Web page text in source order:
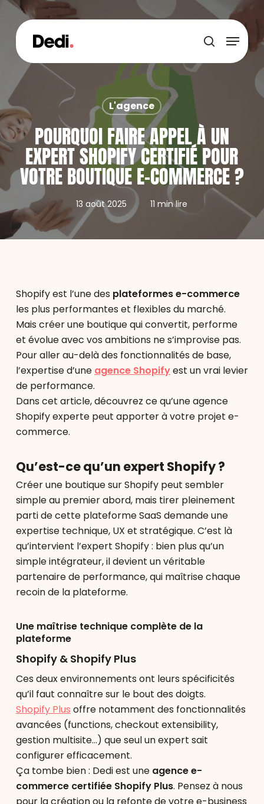
Skip
main
content
recherche
Menu
L'agence
POURQUOI FAIRE APPEL À UN
EXPERT SHOPIFY CERTIFIÉ POUR
VOTRE BOUTIQUE E-COMMERCE ?
13 août 2025 11 min lire
Shopify est l’une des plateformes e-commerce
les plus performantes et flexibles du marché.
Mais créer une boutique qui convertit, performe
et évolue avec vos ambitions ne s’improvise pas.
Pour aller au-delà des fonctionnalités de base,
l’expertise d’une agence Shopifyest un vrai levier
de performance.
Dans cet article, découvrez ce qu’une agence
Shopify experte peut apporter à votre projet e-
commerce.
Qu’est-ce qu’un expert Shopify ?
Créer une boutique sur Shopify peut sembler
simple au premier abord, mais tirer pleinement
parti de cette plateforme SaaS demande une
expertise technique, UX et stratégique. C’est là
qu’intervient l’expert Shopify : bien plus qu’un
simple intégrateur, il devient un véritable
partenaire de performance, qui maîtrise chaque
recoin de la plateforme.
Une maîtrise technique complète de la
plateforme
Shopify & Shopify Plus
Ces deux environnements ont leurs spécificités
qu’il faut connaître sur le bout des doigts.
Shopify Plus offre notamment des fonctionnalités
avancées (functions, checkout extensibility,
gestion multisite…) que seul un expert sait
configurer efficacement.
Ça tombe bien : Dedi est une agence e-
commerce certifiée Shopify Plus. Pensez à nous